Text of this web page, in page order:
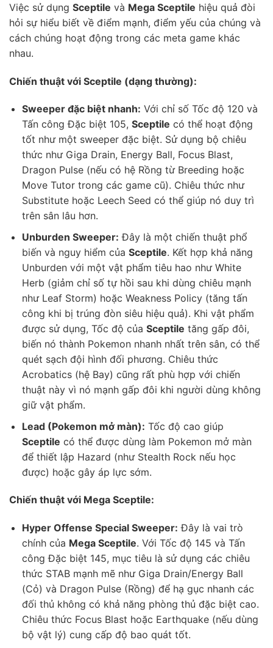
Việc sử dụng Sceptile và Mega Sceptile hiệu quả đòi
hỏi sự hiểu biết về điểm mạnh, điểm yếu của chúng và
cách chúng hoạt động trong các meta game khác
nhau.
Chiến thuật với Sceptile (dạng thường):
Sweeper đặc biệt nhanh: Với chỉ số Tốc độ 120 và
Tấn công Đặc biệt 105, Sceptile có thể hoạt động
tốt như một sweeper đặc biệt. Sử dụng bộ chiêu
thức như Giga Drain, Energy Ball, Focus Blast,
Dragon Pulse (nếu có hệ Rồng từ Breeding hoặc
Move Tutor trong các game cũ). Chiêu thức như
Substitute hoặc Leech Seed có thể giúp nó duy trì
trên sân lâu hơn.
Unburden Sweeper: Đây là một chiến thuật phổ
biến và nguy hiểm của Sceptile. Kết hợp khả năng
Unburden với một vật phẩm tiêu hao như White
Herb (giảm chỉ số tự hồi sau khi dùng chiêu mạnh
như Leaf Storm) hoặc Weakness Policy (tăng tấn
công khi bị trúng đòn siêu hiệu quả). Khi vật phẩm
được sử dụng, Tốc độ của Sceptile tăng gấp đôi,
biến nó thành Pokemon nhanh nhất trên sân, có thể
quét sạch đội hình đối phương. Chiêu thức
Acrobatics (hệ Bay) cũng rất phù hợp với chiến
thuật này vì nó mạnh gấp đôi khi người dùng không
giữ vật phẩm.
Lead (Pokemon mở màn): Tốc độ cao giúp
Sceptile có thể được dùng làm Pokemon mở màn
để thiết lập Hazard (như Stealth Rock nếu học
được) hoặc gây áp lực sớm.
Chiến thuật với Mega Sceptile:
Hyper Offense Special Sweeper: Đây là vai trò
chính của Mega Sceptile. Với Tốc độ 145 và Tấn
công Đặc biệt 145, mục tiêu là sử dụng các chiêu
thức STAB mạnh mẽ như Giga Drain/Energy Ball
(Cỏ) và Dragon Pulse (Rồng) để hạ gục nhanh các
đối thủ không có khả năng phòng thủ đặc biệt cao.
Chiêu thức Focus Blast hoặc Earthquake (nếu dùng
bộ vật lý) cung cấp độ bao quát tốt.